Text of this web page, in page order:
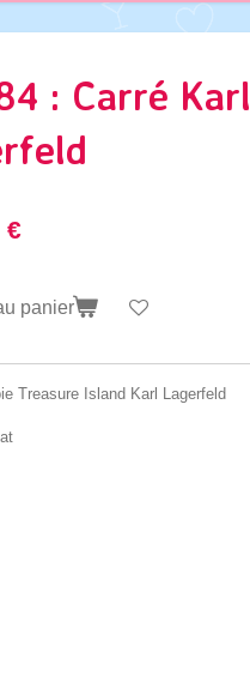
: Carré Karl
€
panier
Treasure Island Karl Lagerfeld